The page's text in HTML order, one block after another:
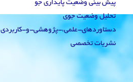
پیش بینی وضعیت پایداری جو
تحلیل وضعیت جوی
دستاوردهای-علمی،-پژوهشی-و-کاربردی
نشریات تخصصی